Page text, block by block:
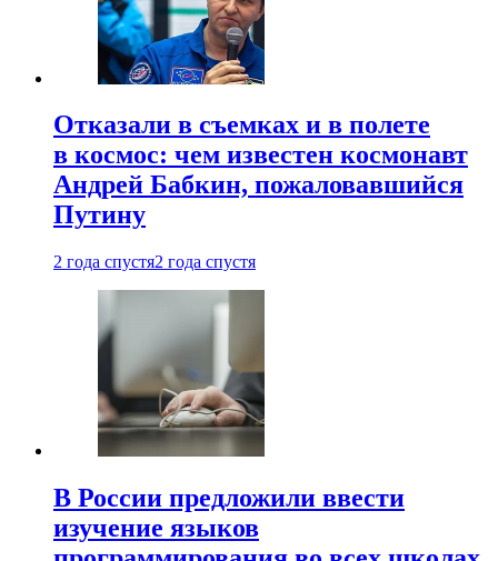
Отказали в съемках и в полете
в космос: чем известен космонавт
Андрей Бабкин, пожаловавшийся
Путину
2 года спустя2 года спустя
В России предложили ввести
изучение языков